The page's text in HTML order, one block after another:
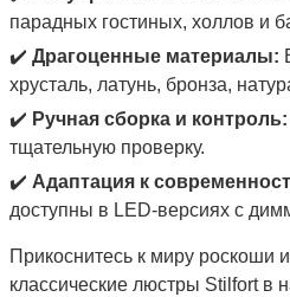
парадных гостиных, холлов и
✔️ Драгоценные материалы:
хрусталь, латунь, бронза,
✔️ Ручная сборка и контроль:
тщательную проверку.
✔️ Адаптация к
доступны в LED-версиях с
Прикоснитесь к миру роскоши
классические люстры Stilfort в